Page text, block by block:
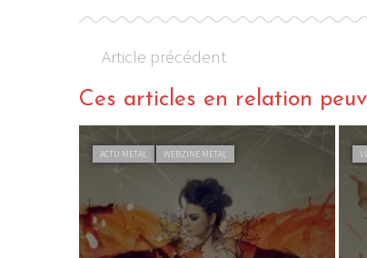
Article précédent
Ces articles en relation
FLASHBACK METAL WEBZINE METAL